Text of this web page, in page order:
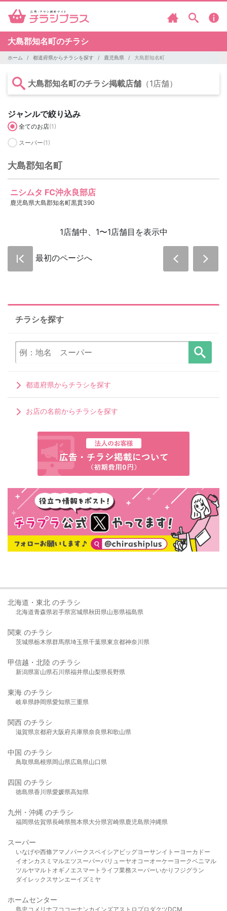
大島郡知名町のチラシ
ホーム 都道府県からチラシを探す 鹿児島県 大島郡知名町
大島郡知名町のチラシ掲載店舗 （1店舗）
ジャンルで絞り込み
全てのお店(1)
スーパー(1)
大島郡知名町
ニシムタ FC沖永良部店
鹿児島県大島郡知名町黒貫390
1店舗中、1〜1店舗目を表示中
最初のページへ
チラシを探す
都道府県からチラシを探す
お店の名前からチラシを探す
北海道・東北 のチラシ
北海道青森県岩手県宮城県秋田県山形県福島県
関東 のチラシ
茨城県栃木県群馬県埼玉県千葉県東京都神奈川県
甲信越・北陸 のチラシ
新潟県富山県石川県福井県山梨県長野県
東海 のチラシ
岐阜県静岡県愛知県三重県
関西 のチラシ
滋賀県京都府大阪府兵庫県奈良県和歌山県
中国 のチラシ
鳥取県島根県岡山県広島県山口県
四国 のチラシ
徳島県香川県愛媛県高知県
九州・沖縄 のチラシ
福岡県佐賀県長崎県熊本県大分県宮崎県鹿児島県沖縄県
スーパー
いなげや西條アマノパークスベイシア ビッグヨーサンイトーヨーカドー
イオンカスミ マルエツスーパーバリューヤオコーオーケー ヨークベニマル
ツルヤマルト オギノ エスマート ライフ業務スーパーいかり フジグラン
ダイレックスサンエーイズミヤ
ホームセンター
島忠 コメリ ナフコ コーナンカインズアストロプロダクツDCM